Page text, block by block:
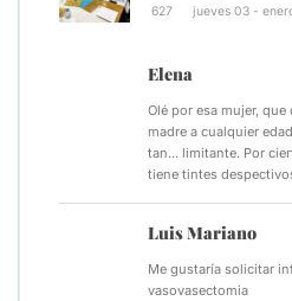
627 jueves 03 -
Elena
Olé por esa mujer,
madre a cualquier
tan... limitante. Por
tiene tintes
Luis Mariano
Me gustaría solicitar
vasovasectomia